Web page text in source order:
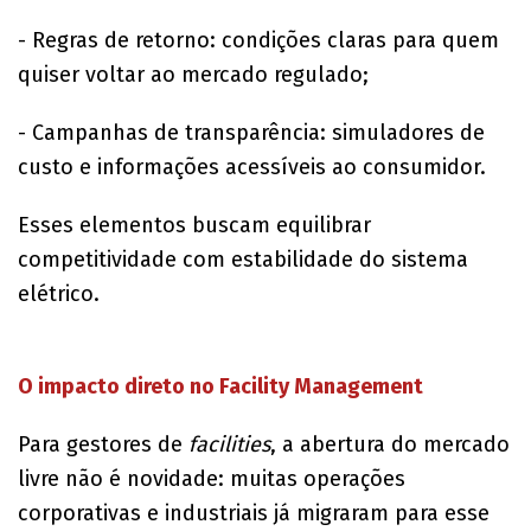
- Regras de retorno: condições claras para quem
quiser voltar ao mercado regulado;
- Campanhas de transparência: simuladores de
custo e informações acessíveis ao consumidor.
Esses elementos buscam equilibrar
competitividade com estabilidade do sistema
elétrico.
O impacto direto no Facility Management
Para gestores de facilities, a abertura do mercado
livre não é novidade: muitas operações
corporativas e industriais já migraram para esse